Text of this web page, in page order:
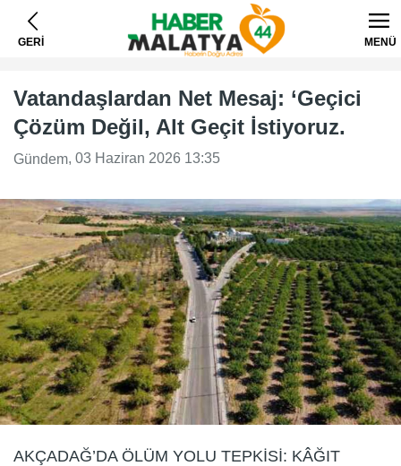
GERİ MENÜ
Vatandaşlardan Net Mesaj: ‘Geçici
Çözüm Değil, Alt Geçit İstiyoruz.
Gündem, 03 Haziran 2026 13:35
AKÇADAĞ’DA ÖLÜM YOLU TEPKİSİ: KÂĞIT